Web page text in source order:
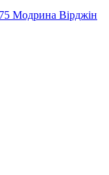
Модрина Вірджін